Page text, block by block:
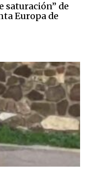
saturación” de
Europa de